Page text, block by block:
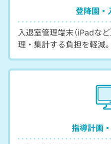
登降園・
入退室管理端末（iPadな
理・集計する負担を軽減。
指導計画